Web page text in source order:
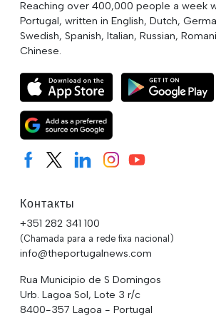
Reaching over 400,000 people a week
Portugal, written in English, Dutch,
Swedish, Spanish, Italian, Russian,
Chinese.
Контакты
+351 282 341 100
(Chamada para a rede fixa nacional)
info@theportugalnews.com
Rua Municipio de S Domingos
Urb. Lagoa Sol, Lote 3 r/c
8400-357 Lagoa - Portugal